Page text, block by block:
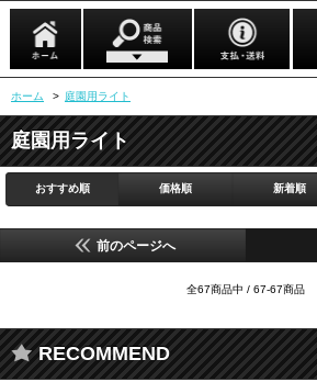
ホーム > 庭園用ライト
庭園用ライト
おすすめ順 価格順 新着順
前のページへ
全67商品中 / 67-67商品
RECOMMEND